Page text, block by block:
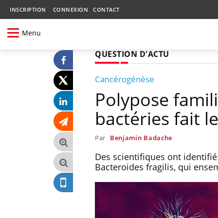
INSCRIPTION CONNEXION CONTACT
Menu
QUESTION D'ACTU
Cancérogénèse
Polypose
bactéries fait
Par Benjamin Badache
Des scientifiques ont
Bacteroides fragilis, qui